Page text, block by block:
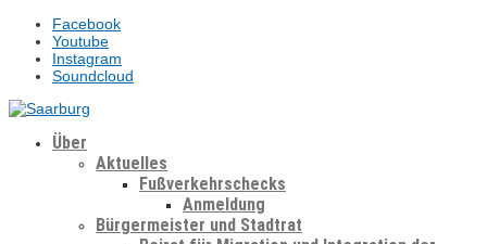
Facebook
Youtube
Instagram
Soundcloud
Über
Aktuelles
Fußverkehrschecks
Anmeldung
Bürgermeister und Stadtrat